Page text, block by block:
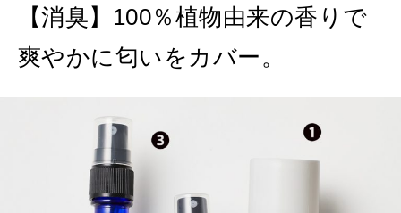
【消臭】100％植物由来の香りで
爽やかに匂いをカバー。